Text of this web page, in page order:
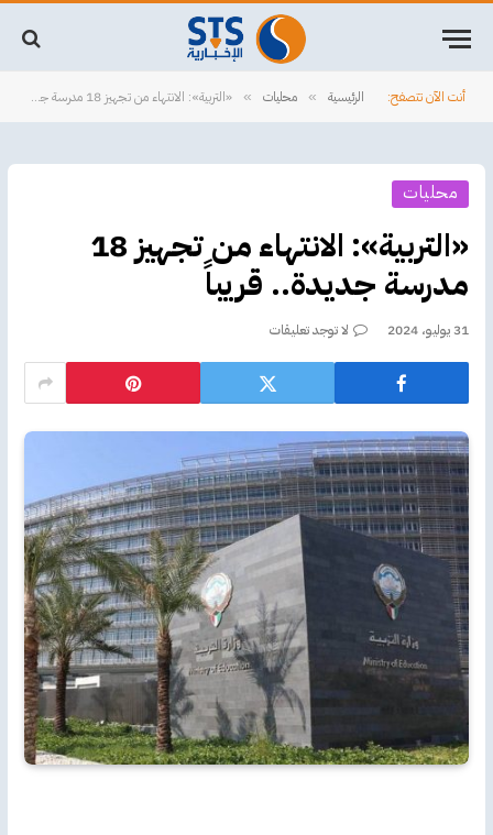
أنت الآن تتصفح: الرئيسية » محليات » «التربية»: الانتهاء من تجهيز 18 مدرسة جديدة.. قريباً
محليات
«التربية»: الانتهاء من تجهيز 18
مدرسة جديدة.. قريباً
31 يوليو، 2024 لا توجد تعليقات